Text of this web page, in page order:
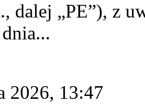
dalej „PE”), z
2026, 13:47